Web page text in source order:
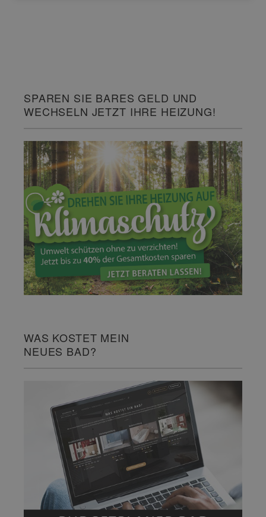
SPAREN SIE BARES GELD UND
WECHSELN JETZT IHRE HEIZUNG!
WAS KOSTET MEIN
NEUES BAD?